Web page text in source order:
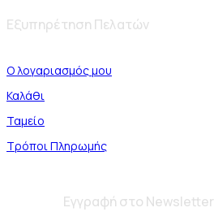
Εξυπηρέτηση Πελατών
Ο λογαριασμός μου
Καλάθι
Ταμείο
Τρόποι Πληρωμής
Εγγραφή στο Newsletter